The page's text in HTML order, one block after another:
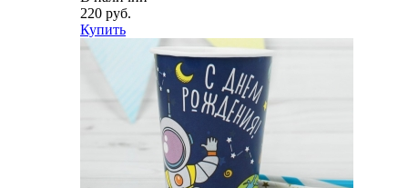
220 руб.
Купить